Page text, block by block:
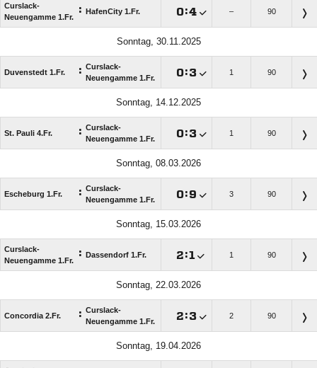
Curslack-
Neuengamme 1.Fr.
: HafenCity 1.Fr. : – 90
Sonntag, 30.11.2025
Duvenstedt 1.Fr. : Curslack-
Neuengamme 1.Fr.
: 1 90
Sonntag, 14.12.2025
St. Pauli 4.Fr. : Curslack-
Neuengamme 1.Fr.
: 1 90
Sonntag, 08.03.2026
Escheburg 1.Fr. : Curslack-
Neuengamme 1.Fr.
: 3 90
Sonntag, 15.03.2026
Curslack-
Neuengamme 1.Fr.
: Dassendorf 1.Fr. : 1 90
Sonntag, 22.03.2026
Concordia 2.Fr. : Curslack-
Neuengamme 1.Fr.
: 2 90
Sonntag, 19.04.2026